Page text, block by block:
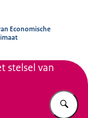
Economische
stelsel van